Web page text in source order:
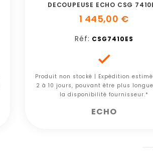
DECOUPEUSE ECHO CSG
1 445,00 €
Réf: CSG7410ES

Produit non stocké | Expédition
2 à 10 jours, pouvant être plus
la disponibilité fournisseur.*
ECHO